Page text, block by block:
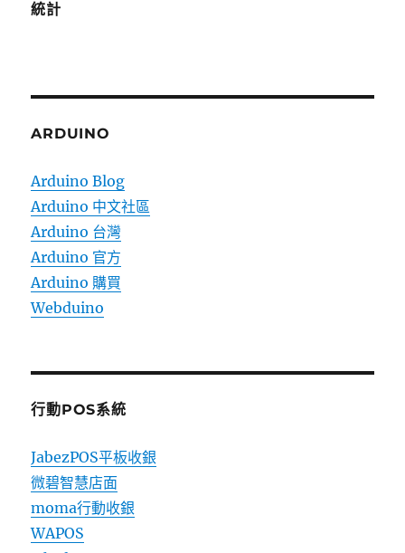
統計
ARDUINO
Arduino Blog
Arduino 中文社區
Arduino 台灣
Arduino 官方
Arduino 購買
Webduino
行動POS系統
JabezPOS平板收銀
微碧智慧店面
moma行動收銀
WAPOS